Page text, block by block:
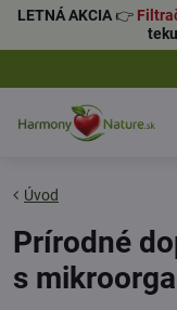
LETNÁ AKCIA👉
Úvod
Prírodné
s